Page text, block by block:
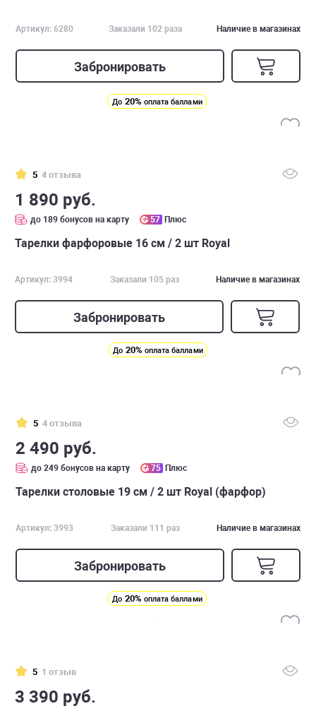
Артикул: 6280 Заказали 102 раза Наличие в магазинах
Забронировать
До 20% оплата баллами
5 4 отзыва
1 890 руб.
до 189 бонусов на карту 57 Плюс
Тарелки фарфоровые 16 см / 2 шт Royal
Артикул: 3994 Заказали 105 раз Наличие в магазинах
Забронировать
До 20% оплата баллами
5 4 отзыва
2 490 руб.
до 249 бонусов на карту 75 Плюс
Тарелки столовые 19 см / 2 шт Royal (фарфор)
Артикул: 3993 Заказали 111 раз Наличие в магазинах
Забронировать
До 20% оплата баллами
5 1 отзыв
3 390 руб.